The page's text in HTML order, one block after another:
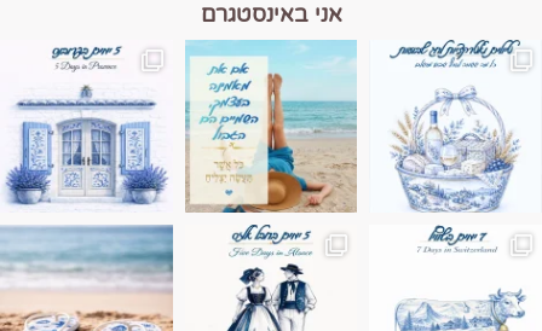
אני באינסטגרם
הם הגבול 💙🩵
בחבל אלזס צרפת
בחופשה שבו הכל נהיה פשוט יותר. החול, הי